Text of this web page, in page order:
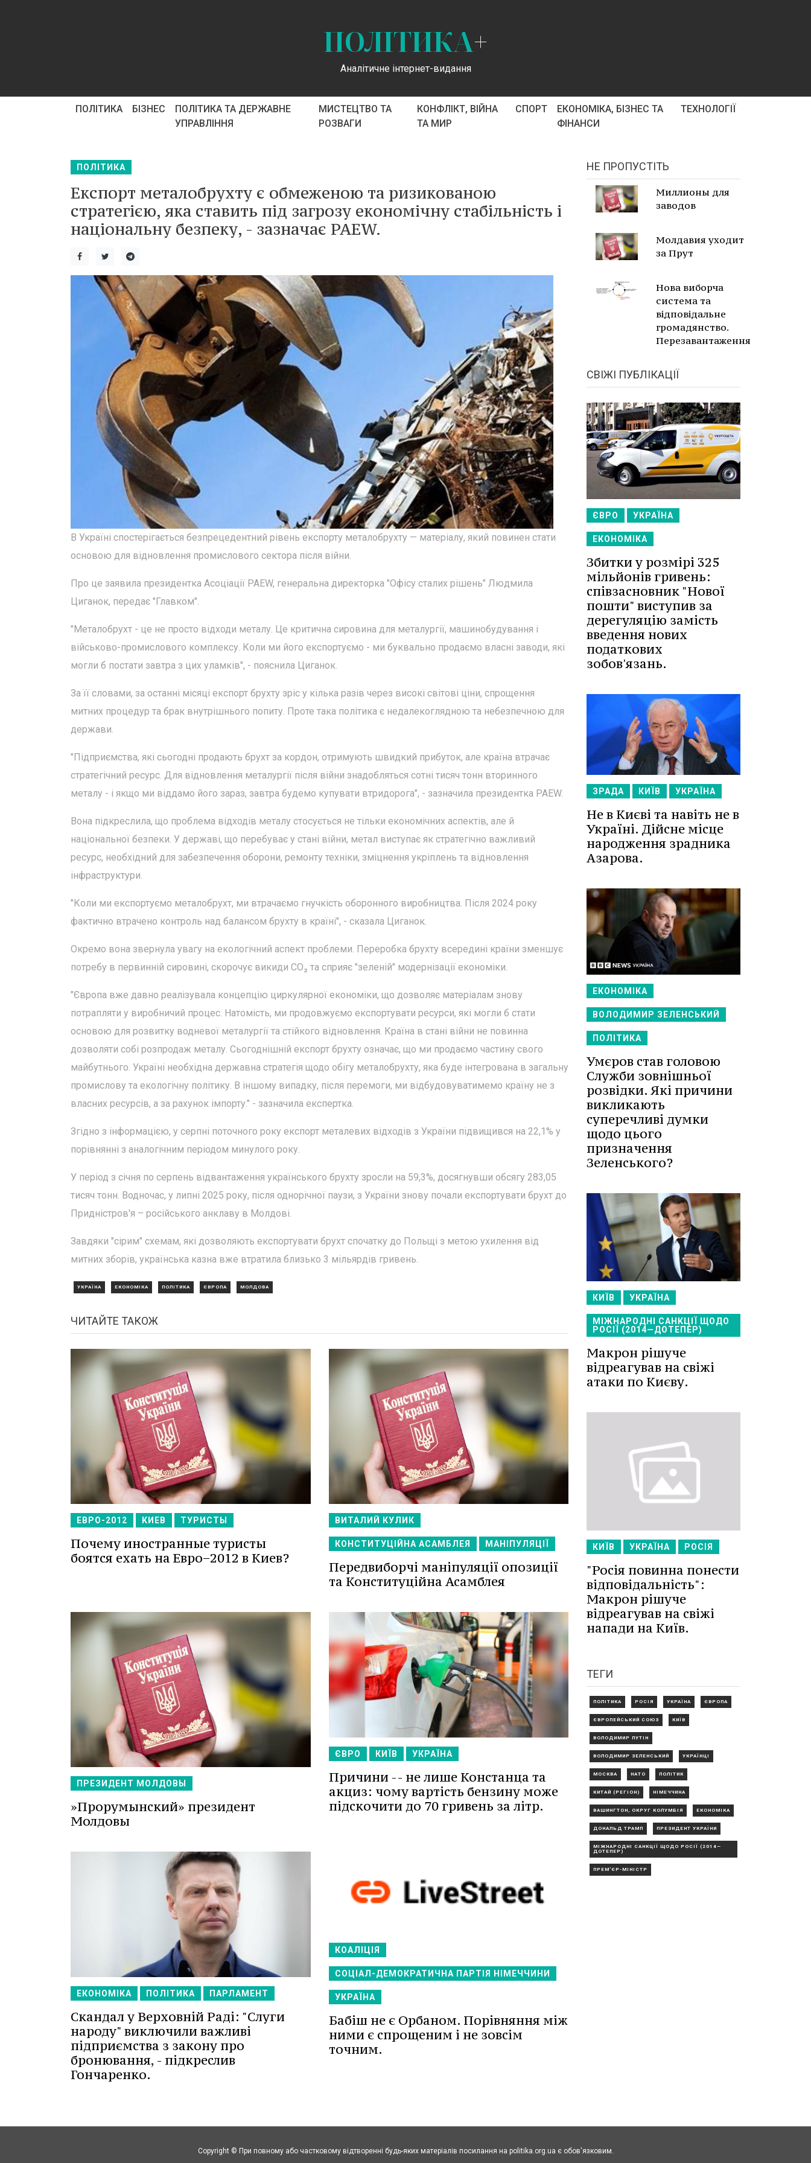
ПОЛІТИКА+
Аналітичне інтернет-видання
ПОЛІТИКА БІЗНЕС
ПОЛІТИКА ТА ДЕРЖАВНЕ
УПРАВЛІННЯ
МИСТЕЦТВО ТА
РОЗВАГИ
КОНФЛІКТ, ВІЙНА
ТА МИР
СПОРТ
ЕКОНОМІКА, БІЗНЕС ТА
ФІНАНСИ
ТЕХНОЛОГІЇ
ПОЛІТИКА
Експорт металобрухту є обмеженою та ризикованою
стратегією, яка ставить під загрозу економічну стабільність і
національну безпеку, - зазначає PAEW.
В Україні спостерігається безпрецедентний рівень експорту металобрухту — матеріалу, який повинен стати
основою для відновлення промислового сектора після війни.
Про це заявила президентка Асоціації PAEW, генеральна директорка "Офісу сталих рішень" Людмила
Циганок, передає "Главком".
"Металобрухт - це не просто відходи металу. Це критична сировина для металургії, машинобудування і
військово-промислового комплексу. Коли ми його експортуємо - ми буквально продаємо власні заводи, які
могли б постати завтра з цих уламків", - пояснила Циганок.
За її словами, за останні місяці експорт брухту зріс у кілька разів через високі світові ціни, спрощення
митних процедур та брак внутрішнього попиту. Проте така політика є недалекоглядною та небезпечною для
держави.
"Підприємства, які сьогодні продають брухт за кордон, отримують швидкий прибуток, але країна втрачає
стратегічний ресурс. Для відновлення металургії після війни знадобляться сотні тисяч тонн вторинного
металу - і якщо ми віддамо його зараз, завтра будемо купувати втридорога", - зазначила президентка PAEW.
Вона підкреслила, що проблема відходів металу стосується не тільки економічних аспектів, але й
національної безпеки. У державі, що перебуває у стані війни, метал виступає як стратегічно важливий
ресурс, необхідний для забезпечення оборони, ремонту техніки, зміцнення укріплень та відновлення
інфраструктури.
"Коли ми експортуємо металобрухт, ми втрачаємо гнучкість оборонного виробництва. Після 2024 року
фактично втрачено контроль над балансом брухту в країні", - сказала Циганок.
Окремо вона звернула увагу на екологічний аспект проблеми. Переробка брухту всередині країни зменшує
потребу в первинній сировині, скорочує викиди CO₂ та сприяє "зеленій" модернізації економіки.
"Європа вже давно реалізувала концепцію циркулярної економіки, що дозволяє матеріалам знову
потрапляти у виробничий процес. Натомість, ми продовжуємо експортувати ресурси, які могли б стати
основою для розвитку водневої металургії та стійкого відновлення. Країна в стані війни не повинна
дозволяти собі розпродаж металу. Сьогоднішній експорт брухту означає, що ми продаємо частину свого
майбутнього. Україні необхідна державна стратегія щодо обігу металобрухту, яка буде інтегрована в загальну
промислову та екологічну політику. В іншому випадку, після перемоги, ми відбудовуватимемо країну не з
власних ресурсів, а за рахунок імпорту." - зазначила експертка.
Згідно з інформацією, у серпні поточного року експорт металевих відходів з України підвищився на 22,1% у
порівнянні з аналогічним періодом минулого року.
У період з січня по серпень відвантаження українського брухту зросли на 59,3%, досягнувши обсягу 283,05
тисяч тонн. Водночас, у липні 2025 року, після однорічної паузи, з України знову почали експортувати брухт до
Придністров'я – російського анклаву в Молдові.
Завдяки "сірим" схемам, які дозволяють експортувати брухт спочатку до Польщі з метою ухилення від
митних зборів, українська казна вже втратила близько 3 мільярдів гривень.
УКРАЇНА ЕКОНОМІКА ПОЛІТИКА ЄВРОПА МОЛДОВА
ЧИТАЙТЕ ТАКОЖ
ЕВРО-2012 КИЕВ ТУРИСТЫ
Почему иностранные туристы
боятся ехать на Евро−2012 в Киев?
ВИТАЛИЙ КУЛИК
КОНСТИТУЦІЙНА АСАМБЛЕЯ МАНІПУЛЯЦІЇ
Передвиборчі маніпуляції опозиції
та Конституційна Асамблея
ПРЕЗИДЕНТ МОЛДОВЫ
»Прорумынский» президент
Молдовы
ЄВРО КИЇВ УКРАЇНА
Причини -- не лише Констанца та
акциз: чому вартість бензину може
підскочити до 70 гривень за літр.
ЕКОНОМІКА ПОЛІТИКА ПАРЛАМЕНТ
Скандал у Верховній Раді: "Слуги
народу" виключили важливі
підприємства з закону про
бронювання, - підкреслив
Гончаренко.
КОАЛІЦІЯ
СОЦІАЛ-ДЕМОКРАТИЧНА ПАРТІЯ НІМЕЧЧИНИ
УКРАЇНА
Бабіш не є Орбаном. Порівняння між
ними є спрощеним і не зовсім
точним.
НЕ ПРОПУСТІТЬ
Миллионы для
заводов
Молдавия уходит
за Прут
Нова виборча
система та
відповідальне
громадянство.
Перезавантаження
СВІЖІ ПУБЛІКАЦІЇ
ЄВРО УКРАЇНА
ЕКОНОМІКА
Збитки у розмірі 325
мільйонів гривень:
співзасновник "Нової
пошти" виступив за
дерегуляцію замість
введення нових
податкових
зобов'язань.
ЗРАДА КИЇВ УКРАЇНА
Не в Києві та навіть не в
Україні. Дійсне місце
народження зрадника
Азарова.
ЕКОНОМІКА
ВОЛОДИМИР ЗЕЛЕНСЬКИЙ
ПОЛІТИКА
Умєров став головою
Служби зовнішньої
розвідки. Які причини
викликають
суперечливі думки
щодо цього
призначення
Зеленського?
КИЇВ УКРАЇНА
МІЖНАРОДНІ САНКЦІЇ ЩОДО
РОСІЇ (2014—ДОТЕПЕР)
Макрон рішуче
відреагував на свіжі
атаки по Києву.
КИЇВ УКРАЇНА РОСІЯ
"Росія повинна понести
відповідальність":
Макрон рішуче
відреагував на свіжі
напади на Київ.
ТЕГИ
ПОЛІТИКА РОСІЯ УКРАЇНА ЄВРОПА
ЄВРОПЕЙСЬКИЙ СОЮЗ КИЇВ
ВОЛОДИМИР ПУТІН
ВОЛОДИМИР ЗЕЛЕНСЬКИЙ УКРАЇНЦІ
МОСКВА НАТО ПОЛІТИК
КИТАЙ (РЕГІОН) НІМЕЧЧИНА
ВАШИНГТОН, ОКРУГ КОЛУМБІЯ ЕКОНОМІКА
ДОНАЛЬД ТРАМП ПРЕЗИДЕНТ УКРАЇНИ
МІЖНАРОДНІ САНКЦІЇ ЩОДО РОСІЇ (2014—
ДОТЕПЕР)
ПРЕМ'ЄР-МІНІСТР
Copyright © При повному або частковому відтворенні будь-яких матеріалів посилання на politika.org.ua є обов'язковим.